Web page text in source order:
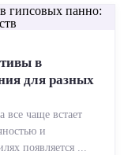
в
для разных
все чаще встает
и
появляется ...